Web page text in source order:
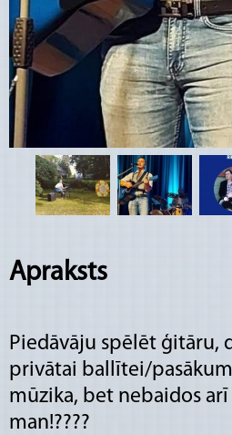
Apraksts
Piedāvāju spēlēt ģitāru,
privātai ballītei/
mūzika, bet nebaidos
man!????